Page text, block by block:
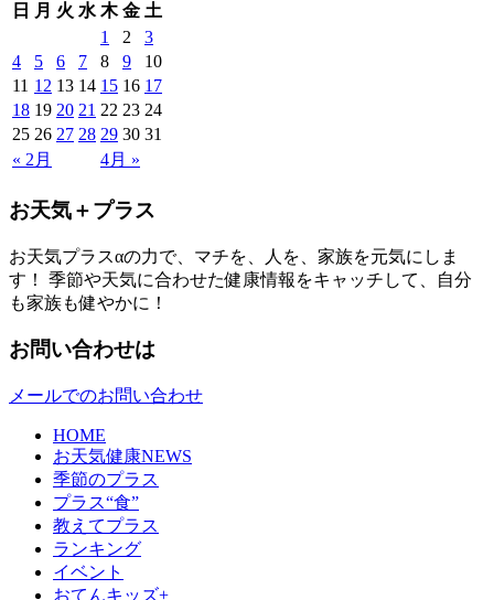
日
月 火 水 木 金 土
« 2月 4月 »
1 2
3
4
5 6 7 8 9
10
11 12 13 14 15 16 17
18 19 20 21 22 23 24
25 26 27 28 29 30 31
お天気＋プラス
お天気プラスαの力で、マチを、人を、家族を元気にしま
す！ 季節や天気に合わせた健康情報をキャッチして、自分
も家族も健やかに！
お問い合わせは
メールでのお問い合わせ
HOME
お天気健康NEWS
季節のプラス
プラス“食”
教えてプラス
ランキング
イベント
おてんキッズ+